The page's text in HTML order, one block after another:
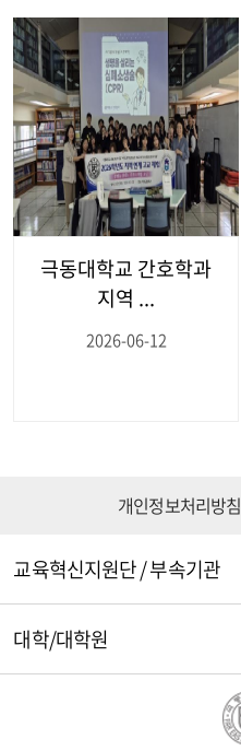
극동대학교 간호학과
지역 ...
2026-06-12
개인정보처리방침
교육혁신지원단 / 부속기관
대학/대학원